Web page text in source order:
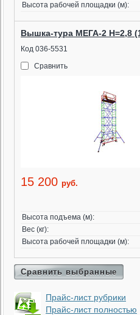
Высота рабочей площадки (м):
Вышка-тура МЕГА-2 Н=2,8
Код 036-5531
Сравнить
15 200 руб.
Высота подъема (м):
Вес (кг):
Высота рабочей площадки (м):
Сравнить выбранные
Прайс-лист рубрики
Прайс-лист полностью